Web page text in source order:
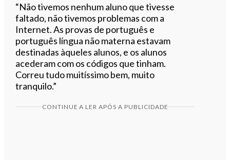
“Não tivemos nenhum aluno que tivesse
faltado, não tivemos problemas com a
Internet. As provas de português e
português língua não materna estavam
destinadas àqueles alunos, e os alunos
acederam com os códigos que tinham.
Correu tudo muitíssimo bem, muito
tranquilo.”
CONTINUE A LER APÓS A PUBLICIDADE